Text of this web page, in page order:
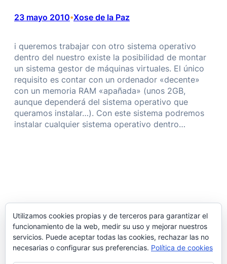
23 mayo 2010•Xose de la Paz
i queremos trabajar con otro sistema operativo
dentro del nuestro existe la posibilidad de montar
un sistema gestor de máquinas virtuales. El único
requisito es contar con un ordenador «decente»
con un memoria RAM «apañada» (unos 2GB,
aunque dependerá del sistema operativo que
queramos instalar…). Con este sistema podremos
instalar cualquier sistema operativo dentro…
Ver mi IP
Utilizamos cookies propias y de terceros para garantizar el
funcionamiento de la web, medir su uso y mejorar nuestros
servicios. Puede aceptar todas las cookies, rechazar las no
necesarias o configurar sus preferencias. Política de cookies